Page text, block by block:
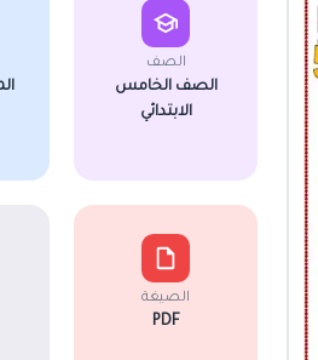
الصف
الصف الخامس
الابتدائي
الصيغة
PDF